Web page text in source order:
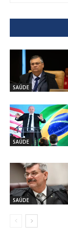
SAÚDE
SAÚDE
SAÚDE